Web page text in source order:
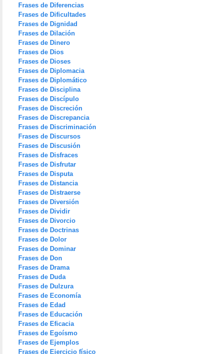
Frases de Diferencias
Frases de Dificultades
Frases de Dignidad
Frases de Dilación
Frases de Dinero
Frases de Dios
Frases de Dioses
Frases de Diplomacia
Frases de Diplomático
Frases de Disciplina
Frases de Discípulo
Frases de Discreción
Frases de Discrepancia
Frases de Discriminación
Frases de Discursos
Frases de Discusión
Frases de Disfraces
Frases de Disfrutar
Frases de Disputa
Frases de Distancia
Frases de Distraerse
Frases de Diversión
Frases de Dividir
Frases de Divorcio
Frases de Doctrinas
Frases de Dolor
Frases de Dominar
Frases de Don
Frases de Drama
Frases de Duda
Frases de Dulzura
Frases de Economía
Frases de Edad
Frases de Educación
Frases de Eficacia
Frases de Egoísmo
Frases de Ejemplos
Frases de Ejercicio físico